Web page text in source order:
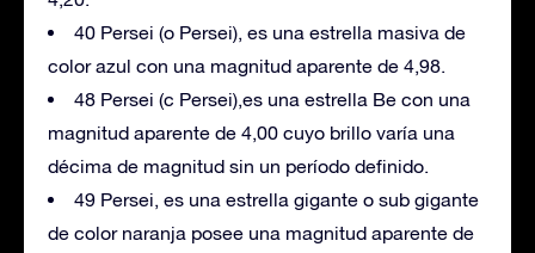
40 Persei (o Persei), es una estrella masiva de
color azul con una magnitud aparente de 4,98.
48 Persei (c Persei),es una estrella Be con una
magnitud aparente de 4,00 cuyo brillo varía una
décima de magnitud sin un período definido.
49 Persei, es una estrella gigante o sub gigante
de color naranja posee una magnitud aparente de